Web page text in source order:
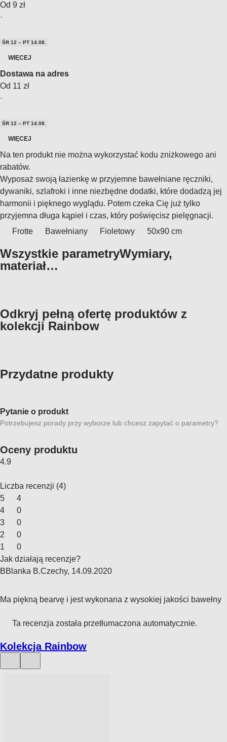
Od 9 zł
·
ŚR 12 – PT 14.08.
WIĘCEJ
Dostawa na adres
Od 11 zł
·
ŚR 12 – PT 14.08.
WIĘCEJ
Na ten produkt nie można wykorzystać kodu zniżkowego ani
rabatów.
Wyposaż swoją łazienkę w przyjemne bawełniane ręczniki,
dywaniki, szlafroki i inne niezbędne dodatki, które dodadzą jej
harmonii i pięknego wyglądu. Potem czeka Cię już tylko
przyjemna długa kąpiel i czas, który poświęcisz pielęgnacji.
Frotte
Bawełniany Fioletowy 50x90 cm
Wszystkie parametryWymiary,
materiał…
Odkryj pełną ofertę produktów z
kolekcji Rainbow
Przydatne produkty
Pytanie o produkt
Potrzebujesz porady przy wyborze lub chcesz zapytać o parametry?
Oceny produktu
4.9
Liczba recenzji (4)
5
4
4
0
3
0
2
0
1
0
Jak działają recenzje?
BBlanka B.Czechy, 14.09.2020
Ma piękną bearvę i jest wykonana z wysokiej jakości bawełny
Ta recenzja została przetłumaczona automatycznie.
Kolekcja Rainbow